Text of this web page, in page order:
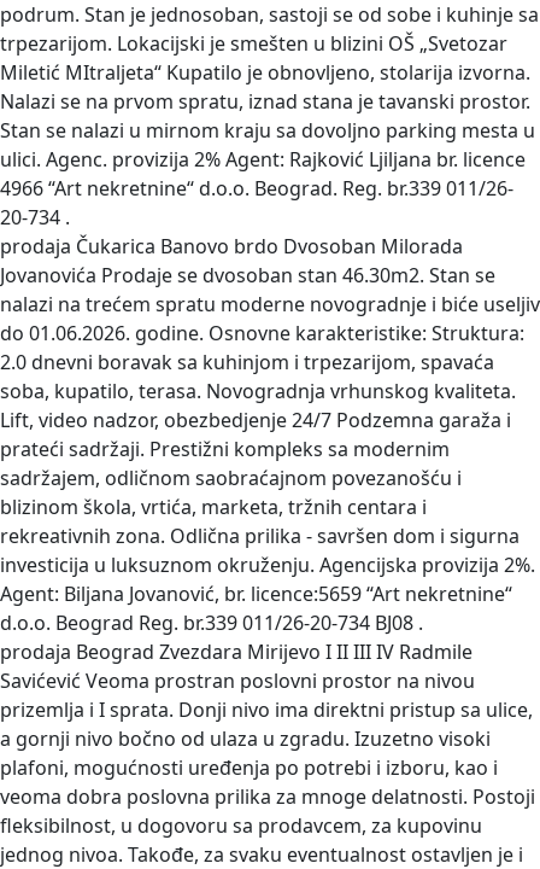
podrum. Stan je jednosoban, sastoji se od sobe i kuhinje sa
trpezarijom. Lokacijski je smešten u blizini OŠ „Svetozar
Miletić MItraljeta“ Kupatilo je obnovljeno, stolarija izvorna.
Nalazi se na prvom spratu, iznad stana je tavanski prostor.
Stan se nalazi u mirnom kraju sa dovoljno parking mesta u
ulici. Agenc. provizija 2% Agent: Rajković Ljiljana br. licence
4966 “Art nekretnine“ d.o.o. Beograd. Reg. br.339 011/26-
20-734 .
prodaja Čukarica Banovo brdo Dvosoban Milorada
Jovanovića Prodaje se dvosoban stan 46.30m2. Stan se
nalazi na trećem spratu moderne novogradnje i biće useljiv
do 01.06.2026. godine. Osnovne karakteristike: Struktura:
2.0 dnevni boravak sa kuhinjom i trpezarijom, spavaća
soba, kupatilo, terasa. Novogradnja vrhunskog kvaliteta.
Lift, video nadzor, obezbedjenje 24/7 Podzemna garaža i
prateći sadržaji. Prestižni kompleks sa modernim
sadržajem, odličnom saobraćajnom povezanošću i
blizinom škola, vrtića, marketa, tržnih centara i
rekreativnih zona. Odlična prilika - savršen dom i sigurna
investicija u luksuznom okruženju. Agencijska provizija 2%.
Agent: Biljana Jovanović, br. licence:5659 “Art nekretnine“
d.o.o. Beograd Reg. br.339 011/26-20-734 BJ08 .
prodaja Beograd Zvezdara Mirijevo I II III IV Radmile
Savićević Veoma prostran poslovni prostor na nivou
prizemlja i I sprata. Donji nivo ima direktni pristup sa ulice,
a gornji nivo bočno od ulaza u zgradu. Izuzetno visoki
plafoni, mogućnosti uređenja po potrebi i izboru, kao i
veoma dobra poslovna prilika za mnoge delatnosti. Postoji
fleksibilnost, u dogovoru sa prodavcem, za kupovinu
jednog nivoa. Takođe, za svaku eventualnost ostavljen je i